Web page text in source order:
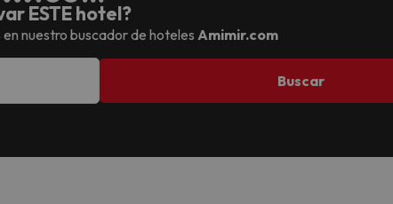
ESTE hotel?
en nuestro buscador de hoteles Amimir.com
Buscar